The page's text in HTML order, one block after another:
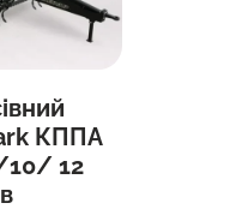
КППА
12